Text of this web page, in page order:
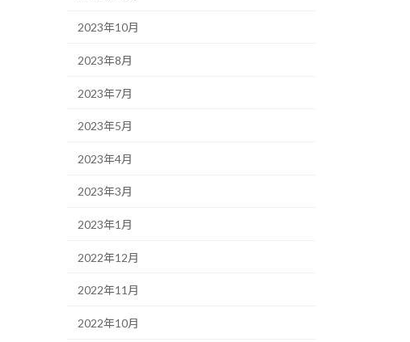
2023年10月
2023年8月
2023年7月
2023年5月
2023年4月
2023年3月
2023年1月
2022年12月
2022年11月
2022年10月